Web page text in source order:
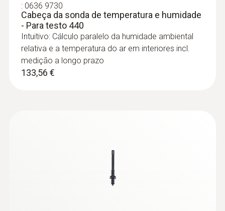
humidade de alta precisão - Para testo
440
Intuitivo: Cálculo paralelo da humidade
ambiental relativa e a temperatura do ar em
interiores incl. medição a longo prazo
546,84 €
: 0636 9730
Cabeça da sonda de temperatura e humidade
- Para testo 440
Intuitivo: Cálculo paralelo da humidade ambiental
relativa e a temperatura do ar em interiores incl.
medição a longo prazo
133,56 €